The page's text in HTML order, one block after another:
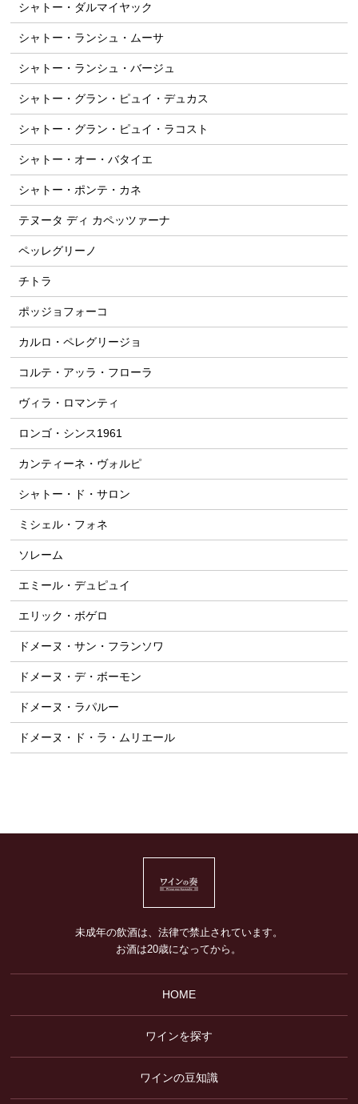
シャトー・ダルマイヤック
シャトー・ランシュ・ムーサ
シャトー・ランシュ・バージュ
シャトー・グラン・ピュイ・デュカス
シャトー・グラン・ピュイ・ラコスト
シャトー・オー・バタイエ
シャトー・ポンテ・カネ
テヌータ ディ カペッツァーナ
ペッレグリーノ
チトラ
ポッジョフォーコ
カルロ・ペレグリージョ
コルテ・アッラ・フローラ
ヴィラ・ロマンティ
ロンゴ・シンス1961
カンティーネ・ヴォルピ
シャトー・ド・サロン
ミシェル・フォネ
ソレーム
エミール・デュピュイ
エリック・ボゲロ
ドメーヌ・サン・フランソワ
ドメーヌ・デ・ボーモン
ドメーヌ・ラパルー
ドメーヌ・ド・ラ・ムリエール
未成年の飲酒は、法律で禁止されています。
お酒は20歳になってから。
HOME
ワインを探す
ワインの豆知識